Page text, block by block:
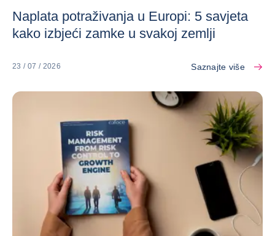
Naplata potraživanja u Europi: 5 savjeta
kako izbjeći zamke u svakoj zemlji
23 / 07 / 2026 Saznajte više